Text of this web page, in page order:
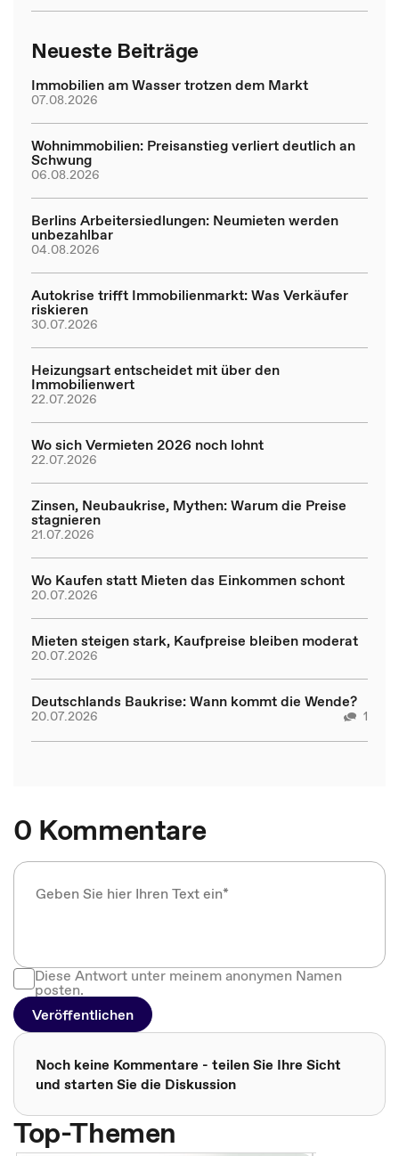
Neueste Beiträge
Immobilien am Wasser trotzen dem Markt
07.08.2026
Wohnimmobilien: Preisanstieg verliert deutlich an
Schwung
06.08.2026
Berlins Arbeitersiedlungen: Neumieten werden
unbezahlbar
04.08.2026
Autokrise trifft Immobilienmarkt: Was Verkäufer
riskieren
30.07.2026
Heizungsart entscheidet mit über den
Immobilienwert
22.07.2026
Wo sich Vermieten 2026 noch lohnt
22.07.2026
Zinsen, Neubaukrise, Mythen: Warum die Preise
stagnieren
21.07.2026
Wo Kaufen statt Mieten das Einkommen schont
20.07.2026
Mieten steigen stark, Kaufpreise bleiben moderat
20.07.2026
Deutschlands Baukrise: Wann kommt die Wende?
20.07.2026 1
0 Kommentare
Diese Antwort unter meinem anonymen Namen
posten.
Veröffentlichen
Noch keine Kommentare - teilen Sie Ihre Sicht
und starten Sie die Diskussion
Top-Themen